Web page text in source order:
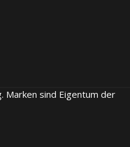
Marken sind Eigentum der